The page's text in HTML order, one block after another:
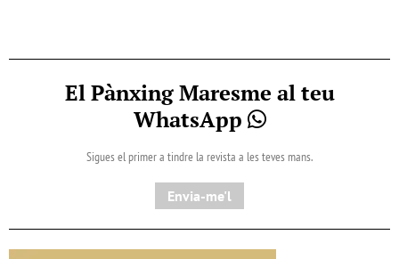
El Pànxing Maresme al teu
WhatsApp
Sigues el primer a tindre la revista a les teves mans.
Envia-me'l